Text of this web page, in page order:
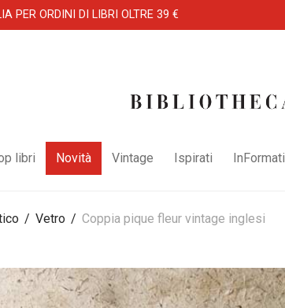
PER ORDINI DI LIBRI OLTRE 39 €
libri Novità Vintage Ispirati InFormati
/ Vetro / Coppia pique fleur vintage inglesi